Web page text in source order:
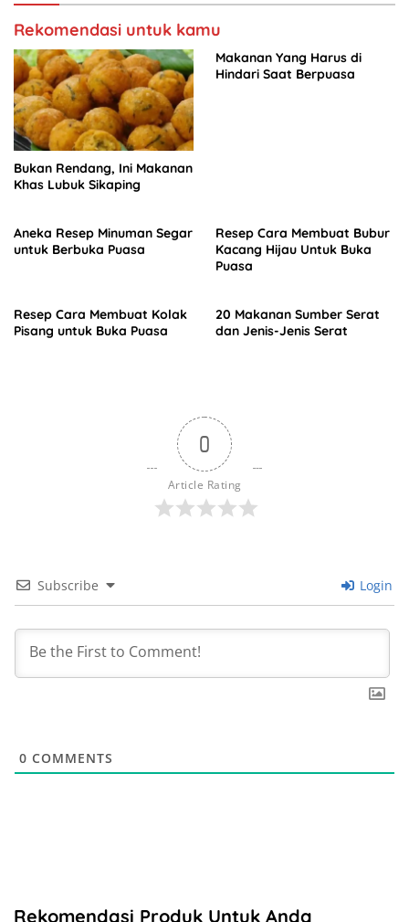
Rekomendasi untuk kamu
Bukan Rendang, Ini Makanan
Khas Lubuk Sikaping
Makanan Yang Harus di
Hindari Saat Berpuasa
Aneka Resep Minuman Segar
untuk Berbuka Puasa
Resep Cara Membuat Bubur
Kacang Hijau Untuk Buka
Puasa
Resep Cara Membuat Kolak
Pisang untuk Buka Puasa
20 Makanan Sumber Serat
dan Jenis-Jenis Serat
0
Article Rating
Subscribe Login
0 COMMENTS
Rekomendasi Produk Untuk Anda